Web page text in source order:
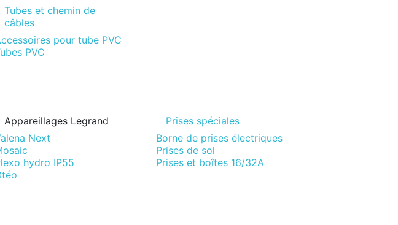
Tubes et chemin de
câbles
pour tube PVC
PVC
Appareillages Legrand
Next
hydro IP55
Prises spéciales
Borne de prises électriques
Prises de sol
Prises et boîtes 16/32A